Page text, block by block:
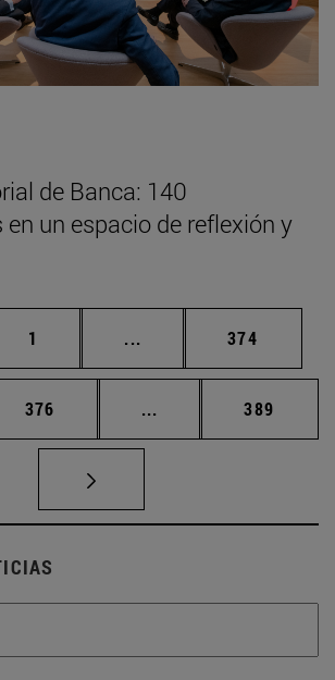
de Banca: 140
un espacio de reflexión y
Página
1 ... Páginas intermedias
Página
374
Página
376 ... Páginas intermedias
Página
389